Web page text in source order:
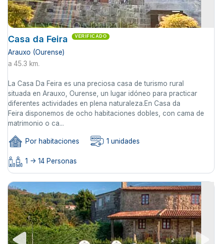
Casa da Feira VERIFICADO
Arauxo (Ourense)
a 45.3 km.
La Casa Da Feira es una preciosa casa de turismo rural
situada en Arauxo, Ourense, un lugar idóneo para practicar
diferentes actividades en plena naturaleza.En Casa da
Feira disponemos de ocho habitaciones dobles, con cama de
matrimonio o ca...
Por habitaciones 1 unidades
1 -> 14 Personas